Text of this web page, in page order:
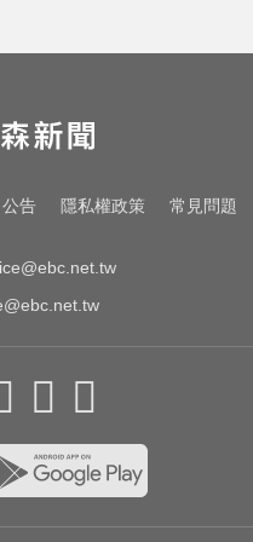
公告 隱私權政策 常見問題